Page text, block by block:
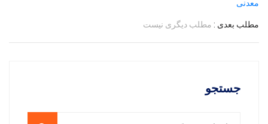
جستجو
معدنی
مطلب بعدی : مطلب دیگری نیست